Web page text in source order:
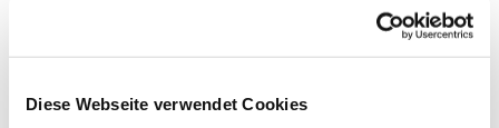
Diese Webseite verwendet Cookies